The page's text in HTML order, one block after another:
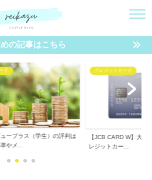
の記事はこちら
判は
クレジットカード
【JCB CARD W】大学生におすすめのク